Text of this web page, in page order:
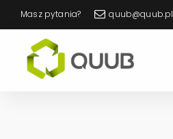
Masz pytania? quub@quub.pl